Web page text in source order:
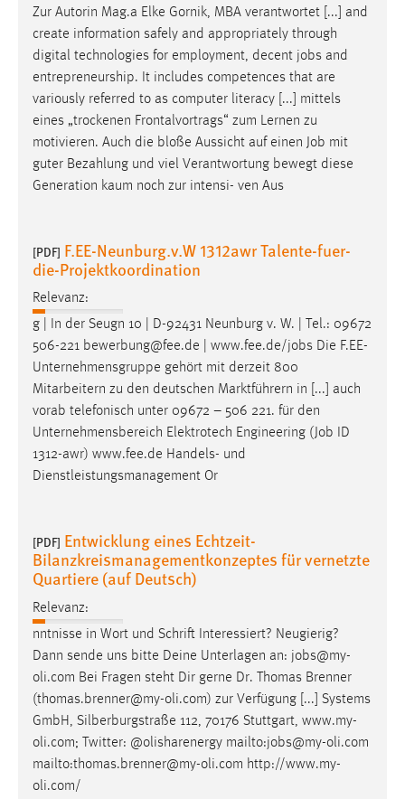
Zur Autorin Mag.a Elke Gornik, MBA verantwortet [...] and
create information safely and appropriately through
digital technologies for employment, decent jobs and
entrepreneurship. It includes competences that are
variously referred to as computer literacy [...] mittels
eines „trockenen Frontalvortrags“ zum Lernen zu
motivieren. Auch die bloße Aussicht auf einen Job mit
guter Bezahlung und viel Verantwortung bewegt diese
Generation kaum noch zur intensi- ven Aus
[PDF] F.EE-Neunburg.v.W 1312awr Talente-fuer-
die-Projektkoordination
Relevanz:
g | In der Seugn 10 | D-92431 Neunburg v. W. | Tel.: 09672
506-221 bewerbung@fee.de | www.fee.de/jobs Die F.EE-
Unternehmensgruppe gehört mit derzeit 800
Mitarbeitern zu den deutschen Marktführern in [...] auch
vorab telefonisch unter 09672 – 506 221. für den
Unternehmensbereich Elektrotech Engineering (Job ID
1312-awr) www.fee.de Handels- und
Dienstleistungsmanagement Or
[PDF] Entwicklung eines Echtzeit-
Bilanzkreismanagementkonzeptes für vernetzte
Quartiere (auf Deutsch)
Relevanz:
nntnisse in Wort und Schrift Interessiert? Neugierig?
Dann sende uns bitte Deine Unterlagen an: jobs@my-
oli.com Bei Fragen steht Dir gerne Dr. Thomas Brenner
(thomas.brenner@my-oli.com) zur Verfügung [...] Systems
GmbH, Silberburgstraße 112, 70176 Stuttgart, www.my-
oli.com; Twitter: @olisharenergy mailto:jobs@my-oli.com
mailto:thomas.brenner@my-oli.com http://www.my-
oli.com/